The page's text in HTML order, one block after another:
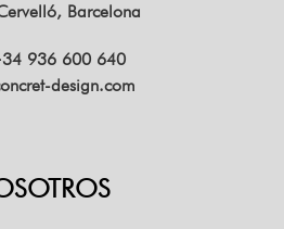
Barcelona
936 600 640
design.com